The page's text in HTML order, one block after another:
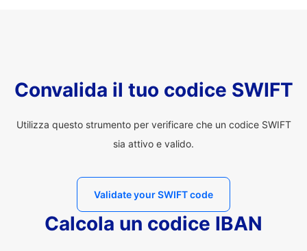
Convalida il tuo codice SWIFT
Utilizza questo strumento per verificare che un codice SWIFT
sia attivo e valido.
Validate your SWIFT code
Calcola un codice IBAN